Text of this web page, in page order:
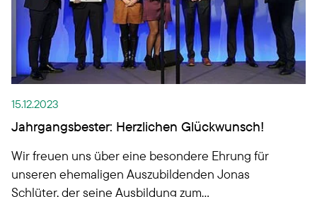
15.12.2023
Jahrgangsbester: Herzlichen Glückwunsch!
Wir freuen uns über eine besondere Ehrung für
unseren ehemaligen Auszubildenden Jonas
Schlüter, der seine Ausbildung zum